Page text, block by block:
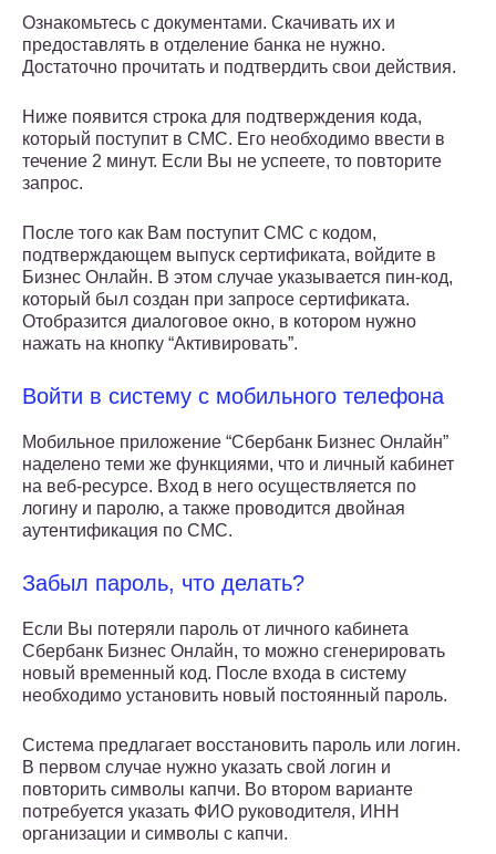
Ознакомьтесь с документами. Скачивать их и
предоставлять в отделение банка не нужно.
Достаточно прочитать и подтвердить свои действия.
Ниже появится строка для подтверждения кода,
который поступит в СМС. Его необходимо ввести в
течение 2 минут. Если Вы не успеете, то повторите
запрос.
После того как Вам поступит СМС с кодом,
подтверждающем выпуск сертификата, войдите в
Бизнес Онлайн. В этом случае указывается пин-код,
который был создан при запросе сертификата.
Отобразится диалоговое окно, в котором нужно
нажать на кнопку “Активировать”.
Войти в систему с мобильного телефона
Мобильное приложение “Сбербанк Бизнес Онлайн”
наделено теми же функциями, что и личный кабинет
на веб-ресурсе. Вход в него осуществляется по
логину и паролю, а также проводится двойная
аутентификация по СМС.
Забыл пароль, что делать?
Если Вы потеряли пароль от личного кабинета
Сбербанк Бизнес Онлайн, то можно сгенерировать
новый временный код. После входа в систему
необходимо установить новый постоянный пароль.
Система предлагает восстановить пароль или логин.
В первом случае нужно указать свой логин и
повторить символы капчи. Во втором варианте
потребуется указать ФИО руководителя, ИНН
организации и символы с капчи.